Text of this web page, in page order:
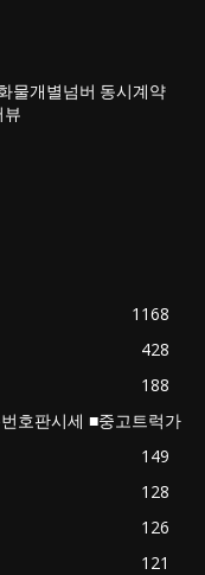
물개별넘버 동시계약
뷰
1168
428
188
호판시세 ■중고트럭가
149
128
126
121